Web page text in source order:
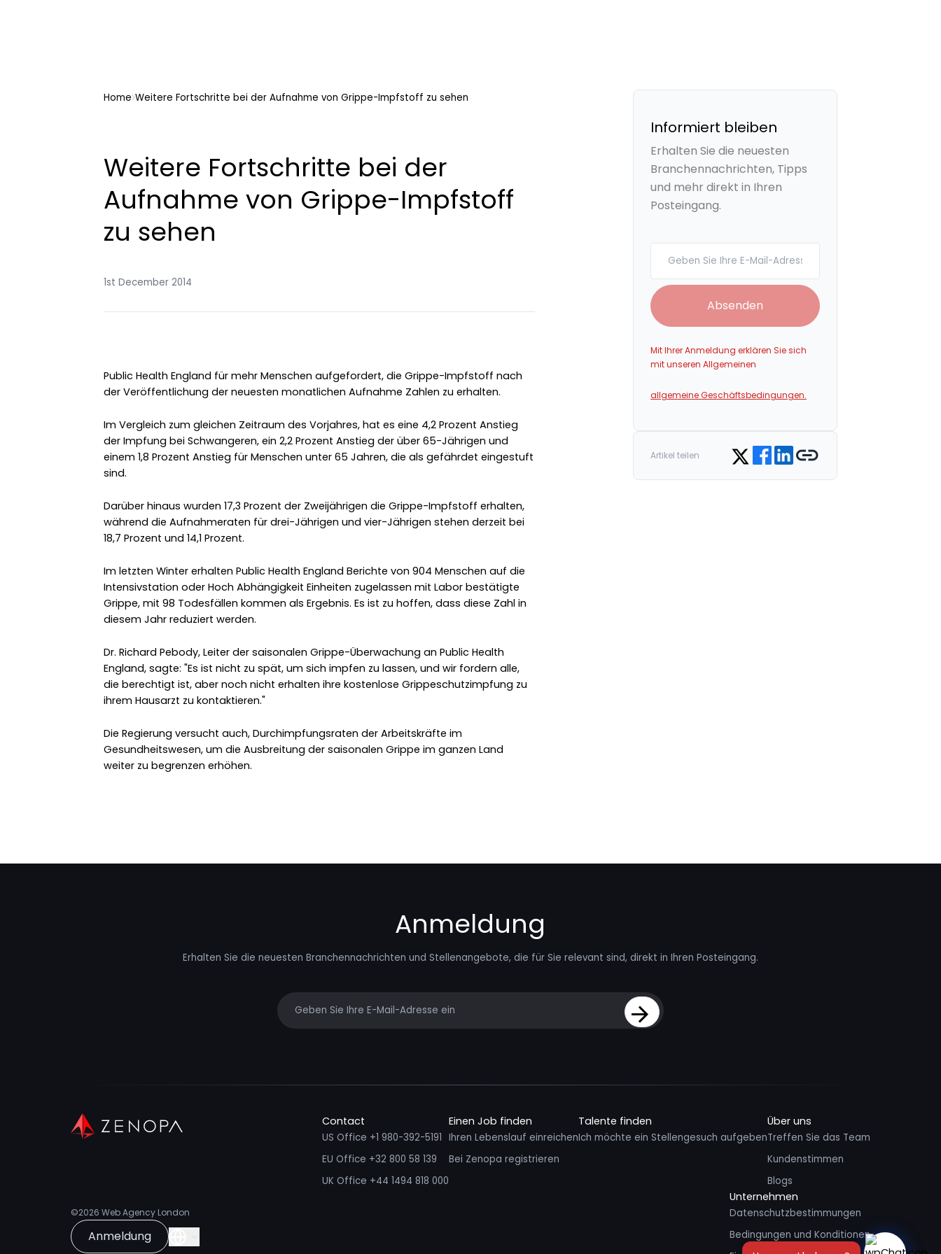
Home Weitere Fortschritte bei der Aufnahme von Grippe-Impfstoff zu sehen
Weitere Fortschritte bei der
Aufnahme von Grippe-Impfstoff
zu sehen
1st December 2014
Public Health England für mehr Menschen aufgefordert, die Grippe-Impfstoff nach
der Veröffentlichung der neuesten monatlichen Aufnahme Zahlen zu erhalten.
Im Vergleich zum gleichen Zeitraum des Vorjahres, hat es eine 4,2 Prozent Anstieg
der Impfung bei Schwangeren, ein 2,2 Prozent Anstieg der über 65-Jährigen und
einem 1,8 Prozent Anstieg für Menschen unter 65 Jahren, die als gefährdet eingestuft
sind.
Darüber hinaus wurden 17,3 Prozent der Zweijährigen die Grippe-Impfstoff erhalten,
während die Aufnahmeraten für drei-Jährigen und vier-Jährigen stehen derzeit bei
18,7 Prozent und 14,1 Prozent.
Im letzten Winter erhalten Public Health England Berichte von 904 Menschen auf die
Intensivstation oder Hoch Abhängigkeit Einheiten zugelassen mit Labor bestätigte
Grippe, mit 98 Todesfällen kommen als Ergebnis. Es ist zu hoffen, dass diese Zahl in
diesem Jahr reduziert werden.
Dr. Richard Pebody, Leiter der saisonalen Grippe-Überwachung an Public Health
England, sagte: "Es ist nicht zu spät, um sich impfen zu lassen, und wir fordern alle,
die berechtigt ist, aber noch nicht erhalten ihre kostenlose Grippeschutzimpfung zu
ihrem Hausarzt zu kontaktieren."
Die Regierung versucht auch, Durchimpfungsraten der Arbeitskräfte im
Gesundheitswesen, um die Ausbreitung der saisonalen Grippe im ganzen Land
weiter zu begrenzen erhöhen.
Informiert bleiben
Erhalten Sie die neuesten
Branchennachrichten, Tipps
und mehr direkt in Ihren
Posteingang.
Absenden
Mit Ihrer Anmeldung erklären Sie sich
mit unseren Allgemeinen
allgemeine Geschäftsbedingungen.
Artikel teilen Share on Twitter
Share on Facebook
Share on LinkedIn
Copy link
Anmeldung
Erhalten Sie die neuesten Branchennachrichten und Stellenangebote, die für Sie relevant sind, direkt in Ihren Posteingang.
Sign Up
©2026 Web Agency London
Anmeldung
Contact
US Office +1 980-392-5191
EU Office +32 800 58 139
UK Office +44 1494 818 000
Einen Job finden
Ihren Lebenslauf einreichen
Bei Zenopa registrieren
Talente finden
Ich möchte ein Stellengesuch aufgeben
Über uns
Treffen Sie das Team
Kundenstimmen
Blogs
Unternehmen
Datenschutzbestimmungen
Bedingungen und Konditionen